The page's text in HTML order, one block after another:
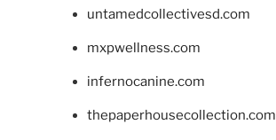
untamedcollectivesd.com
mxpwellness.com
infernocanine.com
thepaperhousecollection.com